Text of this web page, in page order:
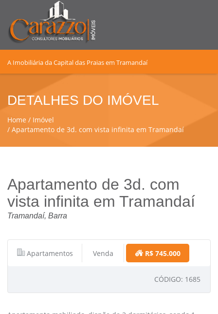
A Imobiliária da Capital das Praias em Tramandaí
DETALHES DO IMÓVEL
Home
Imóvel
Apartamento de 3d. com vista infinita em Tramandaí
Apartamento de 3d. com
vista infinita em Tramandaí
Tramandaí, Barra
Apartamentos Venda R$ 745.000
CÓDIGO: 1685